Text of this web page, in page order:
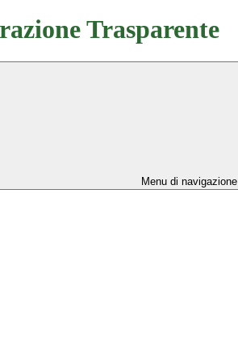
Trasparente
Menu di navigazione